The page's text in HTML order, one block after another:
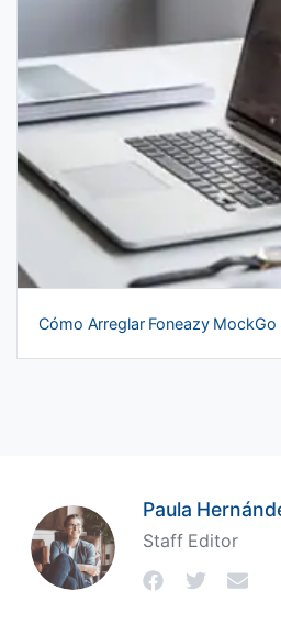
Cómo Arreglar Foneazy MockGo
Paula
Staff Editor